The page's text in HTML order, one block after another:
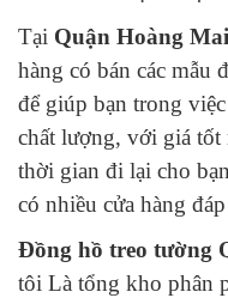
Tại Quận Hoàng Mai
hàng có bán các mẫu
để giúp bạn trong
chất lượng, với giá tốt
thời gian đi lại cho
có nhiều cửa hàng
Đồng hồ treo tường
tôi Là tổng kho phân